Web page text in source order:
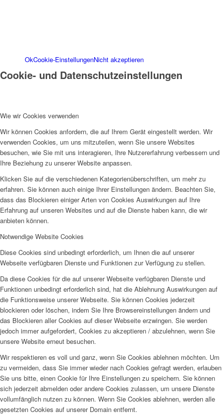
OkCookie-EinstellungenNicht akzeptieren
Cookie- und Datenschutzeinstellungen
Wie wir Cookies verwenden
Wir können Cookies anfordern, die auf Ihrem Gerät eingestellt werden. Wir
verwenden Cookies, um uns mitzuteilen, wenn Sie unsere Websites
besuchen, wie Sie mit uns interagieren, Ihre Nutzererfahrung verbessern und
Ihre Beziehung zu unserer Website anpassen.
Klicken Sie auf die verschiedenen Kategorienüberschriften, um mehr zu
erfahren. Sie können auch einige Ihrer Einstellungen ändern. Beachten Sie,
dass das Blockieren einiger Arten von Cookies Auswirkungen auf Ihre
Erfahrung auf unseren Websites und auf die Dienste haben kann, die wir
anbieten können.
Notwendige Website Cookies
Diese Cookies sind unbedingt erforderlich, um Ihnen die auf unserer
Webseite verfügbaren Dienste und Funktionen zur Verfügung zu stellen.
Da diese Cookies für die auf unserer Webseite verfügbaren Dienste und
Funktionen unbedingt erforderlich sind, hat die Ablehnung Auswirkungen auf
die Funktionsweise unserer Webseite. Sie können Cookies jederzeit
blockieren oder löschen, indem Sie Ihre Browsereinstellungen ändern und
das Blockieren aller Cookies auf dieser Webseite erzwingen. Sie werden
jedoch immer aufgefordert, Cookies zu akzeptieren / abzulehnen, wenn Sie
unsere Website erneut besuchen.
Wir respektieren es voll und ganz, wenn Sie Cookies ablehnen möchten. Um
zu vermeiden, dass Sie immer wieder nach Cookies gefragt werden, erlauben
Sie uns bitte, einen Cookie für Ihre Einstellungen zu speichern. Sie können
sich jederzeit abmelden oder andere Cookies zulassen, um unsere Dienste
vollumfänglich nutzen zu können. Wenn Sie Cookies ablehnen, werden alle
gesetzten Cookies auf unserer Domain entfernt.